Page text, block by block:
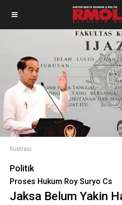
Ilustrasi
Politik
Proses Hukum Roy Suryo Cs
Jaksa Belum Yakin